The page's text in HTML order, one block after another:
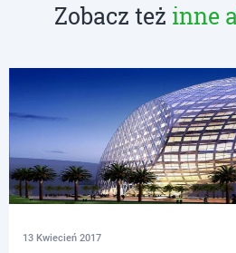
Zobacz też inne
13 Kwiecień 2017